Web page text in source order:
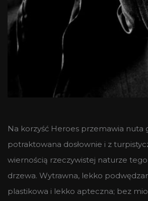
Na korzyść Heroes przemawia nuta
potraktowana dosłownie i z
wiernością rzeczywistej naturze
drzewa. Wytrawna, lekko
plastikowa i lekko apteczna; bez